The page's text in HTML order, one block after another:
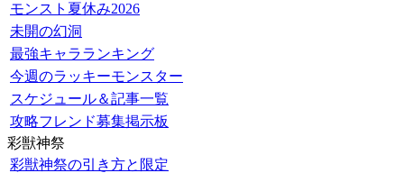
モンスト夏休み2026
未開の幻洞
最強キャラランキング
今週のラッキーモンスター
スケジュール＆記事一覧
攻略フレンド募集掲示板
彩獣神祭
彩獣神祭の引き方と限定